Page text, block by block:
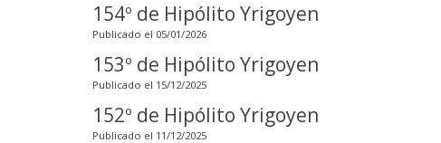
154º de Hipólito Yrigoyen
Publicado el 05/01/2026
153º de Hipólito Yrigoyen
Publicado el 15/12/2025
152º de Hipólito Yrigoyen
Publicado el 11/12/2025